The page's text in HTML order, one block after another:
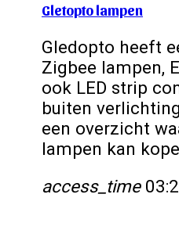
Gletopto lampen
Gledopto heeft
Zigbee lampen,
ook LED strip
buiten
een overzicht
lampen kan
access_time